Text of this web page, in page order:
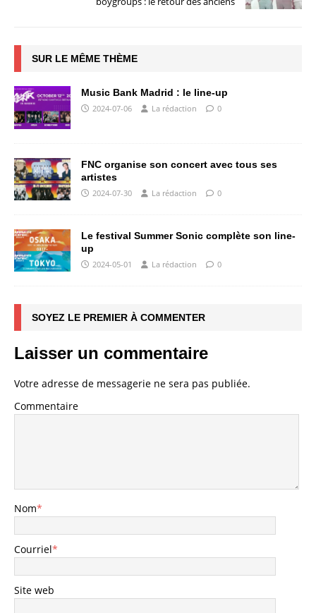
SUR LE MÊME THÈME
Music Bank Madrid : le line-up
2024-07-06 La rédaction 0
FNC organise son concert avec tous ses
artistes
2024-07-30 La rédaction 0
Le festival Summer Sonic complète son line-
up
2024-05-01 La rédaction 0
SOYEZ LE PREMIER À COMMENTER
Laisser un commentaire
Votre adresse de messagerie ne sera pas publiée.
Commentaire
Nom*
Courriel*
Site web